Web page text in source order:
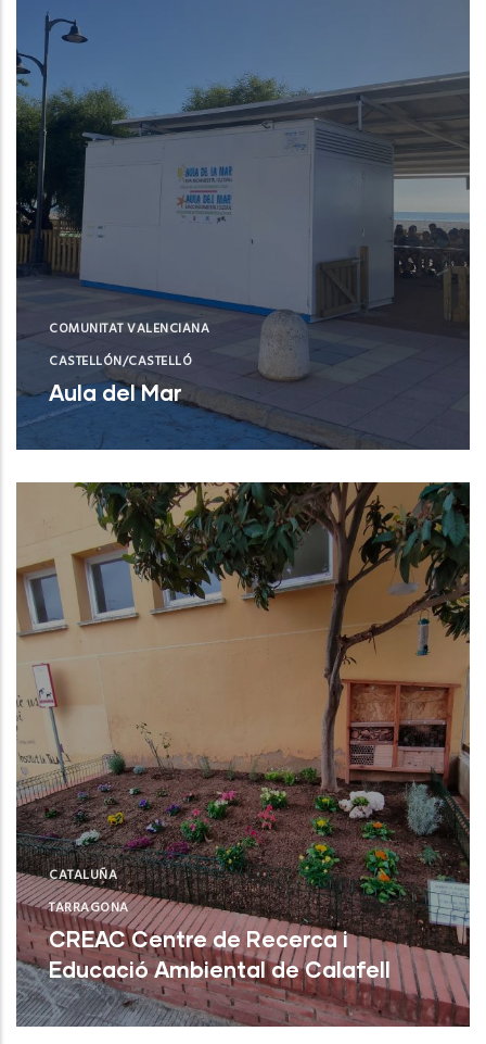
COMUNITAT VALENCIANA
CASTELLÓN/CASTELLÓ
Aula del Mar
Xilxes (Castelló/Castellón)
CATALUÑA
TARRAGONA
CREAC Centre de Recerca i
Educació Ambiental de Calafell
Calafell (Tarragona)